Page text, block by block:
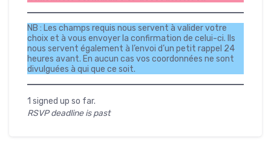
NB : Les champs requis nous servent à valider votre
choix et à vous envoyer la confirmation de celui-ci. Ils
nous servent également à l’envoi d’un petit rappel 24
heures avant. En aucun cas vos coordonnées ne sont
divulguées à qui que ce soit.
1 signed up so far.
RSVP deadline is past